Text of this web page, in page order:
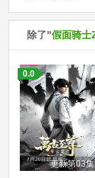
除了"假面骑士
更新第03集
0.0